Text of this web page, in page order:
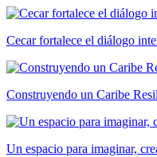
Cecar fortalece el diálogo
Construyendo un Caribe
Un espacio para imaginar,